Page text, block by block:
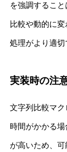
を強調するこ
比較や動的に
処理がより適切
実装時の注
文字列比較マ
時間がかかる
が高いため、